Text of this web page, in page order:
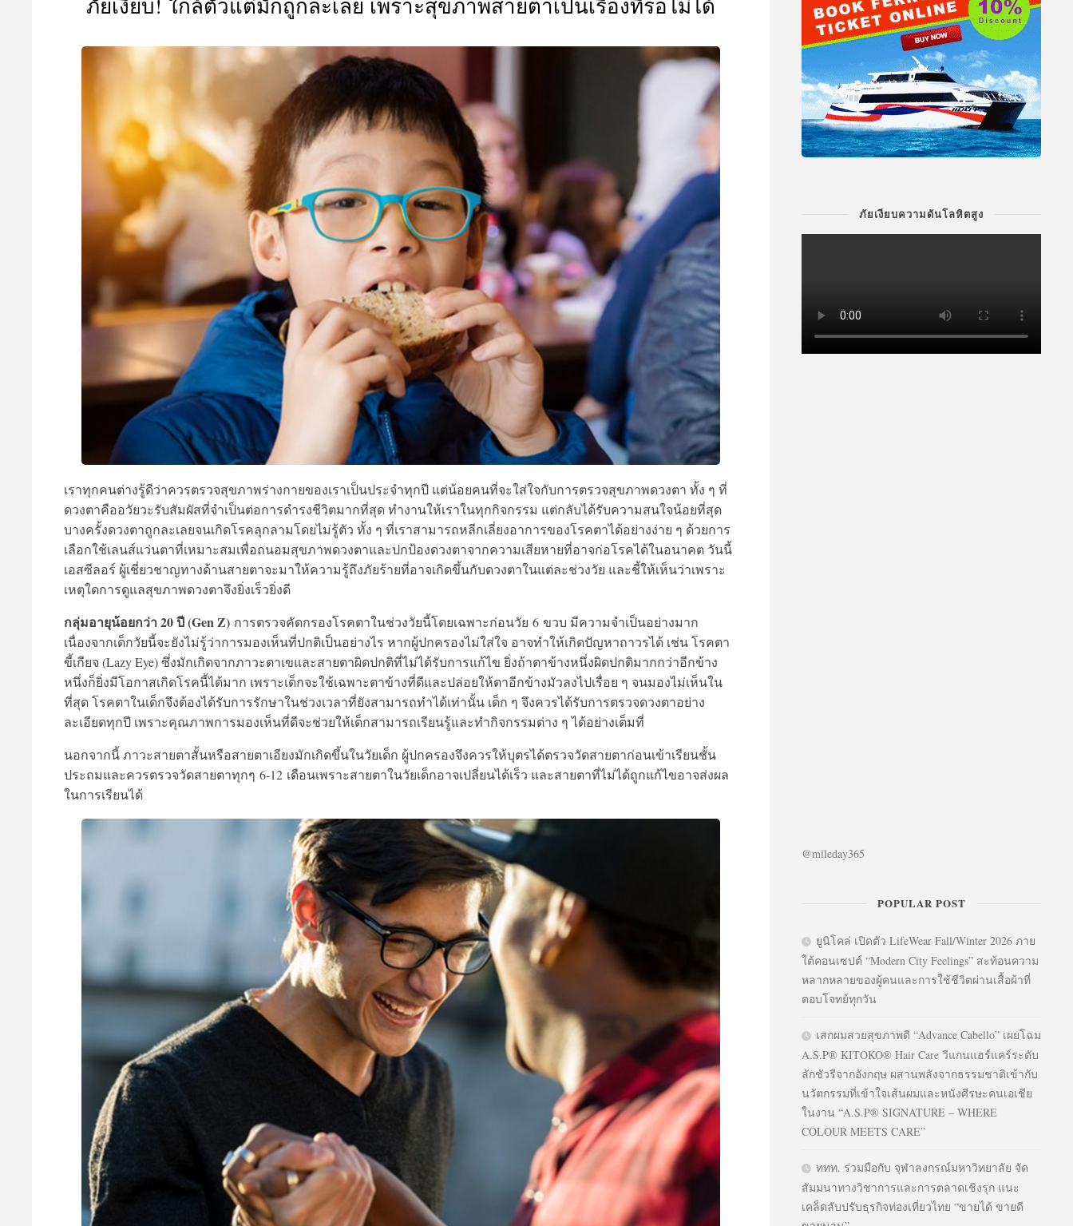
&
EVENT
ภัยเงียบ! ใกล้ตัวแต่มักถูกละเลย เพราะสุขภาพสายตาเป็นเรื่องที่รอไม่ได้
เราทุกคนต่างรู้ดีว่าควรตรวจสุขภาพร่างกายของเราเป็นประจำทุกปี แต่น้อยคนที่จะใส่ใจกับการตรวจสุขภาพดวงตา ทั้ง ๆ ที่
ดวงตาคืออวัยวะรับสัมผัสที่จำเป็นต่อการดำรงชีวิตมากที่สุด ทำงานให้เราในทุกกิจกรรม แต่กลับได้รับความสนใจน้อยที่สุด
บางครั้งดวงตาถูกละเลยจนเกิดโรคลุกลามโดยไม่รู้ตัว ทั้ง ๆ ที่เราสามารถหลีกเลี่ยงอาการของโรคตาได้อย่างง่าย ๆ ด้วยการ
เลือกใช้เลนส์แว่นตาที่เหมาะสมเพื่อถนอมสุขภาพดวงตาและปกป้องดวงตาจากความเสียหายที่อาจก่อโรคได้ในอนาคต วันนี้
เอสซีลอร์ ผู้เชี่ยวชาญทางด้านสายตาจะมาให้ความรู้ถึงภัยร้ายที่อาจเกิดขึ้นกับดวงตาในแต่ละช่วงวัย และชี้ให้เห็นว่าเพราะ
เหตุใดการดูแลสุขภาพดวงตาจึงยิ่งเร็วยิ่งดี
กลุ่มอายุน้อยกว่า 20 ปี (Gen Z) การตรวจคัดกรองโรคตาในช่วงวัยนี้โดยเฉพาะก่อนวัย 6 ขวบ มีความจำเป็นอย่างมาก
เนื่องจากเด็กวัยนี้จะยังไม่รู้ว่าการมองเห็นที่ปกติเป็นอย่างไร หากผู้ปกครองไม่ใส่ใจ อาจทำให้เกิดปัญหาถาวรได้ เช่น โรคตา
ขี้เกียจ (Lazy Eye) ซึ่งมักเกิดจากภาวะตาเขและสายตาผิดปกติที่ไม่ได้รับการแก้ไข ยิ่งถ้าตาข้างหนึ่งผิดปกติมากกว่าอีกข้าง
หนึ่งก็ยิ่งมีโอกาสเกิดโรคนี้ได้มาก เพราะเด็กจะใช้เฉพาะตาข้างที่ดีและปล่อยให้ตาอีกข้างมัวลงไปเรื่อย ๆ จนมองไม่เห็นใน
ที่สุด โรคตาในเด็กจึงต้องได้รับการรักษาในช่วงเวลาที่ยังสามารถทำได้เท่านั้น เด็ก ๆ จึงควรได้รับการตรวจดวงตาอย่าง
ละเอียดทุกปี เพราะคุณภาพการมองเห็นที่ดีจะช่วยให้เด็กสามารถเรียนรู้และทำกิจกรรมต่าง ๆ ได้อย่างเต็มที่
นอกจากนี้ ภาวะสายตาสั้นหรือสายตาเอียงมักเกิดขึ้นในวัยเด็ก ผู้ปกครองจึงควรให้บุตรได้ตรวจวัดสายตาก่อนเข้าเรียนชั้น
ประถมและควรตรวจวัดสายตาทุกๆ 6-12 เดือนเพราะสายตาในวัยเด็กอาจเปลี่ยนได้เร็ว และสายตาที่ไม่ได้ถูกแก้ไขอาจส่งผล
ในการเรียนได้
ภัยเงียบความดันโลหิตสูง
@mileday365
POPULAR POST
ยูนิโคล่ เปิดตัว LifeWear Fall/Winter 2026 ภาย
ใต้คอนเซปต์ “Modern City Feelings” สะท้อนความ
หลากหลายของผู้คนและการใช้ชีวิตผ่านเสื้อผ้าที่
ตอบโจทย์ทุกวัน
เสกผมสวยสุขภาพดี “Advance Cabello” เผยโฉม
A.S.P® KITOKO® Hair Care วีแกนแฮร์แคร์ระดับ
ลักชัวรีจากอังกฤษ ผสานพลังจากธรรมชาติเข้ากับ
นวัตกรรมที่เข้าใจเส้นผมและหนังศีรษะคนเอเชีย
ในงาน “A.S.P® SIGNATURE – WHERE
COLOUR MEETS CARE”
ททท. ร่วมมือกับ จุฬาลงกรณ์มหาวิทยาลัย จัด
สัมมนาทางวิชาการและการตลาดเชิงรุก แนะ
เคล็ดลับปรับธุรกิจท่องเที่ยวไทย “ขายได้ ขายดี